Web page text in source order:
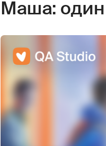
Маша: